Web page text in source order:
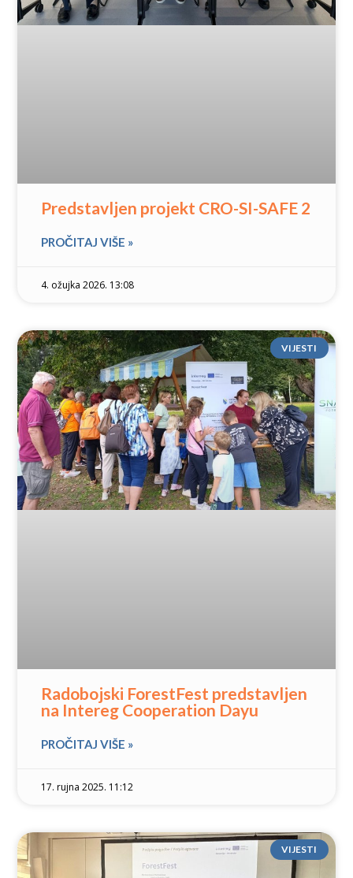
Predstavljen projekt CRO-SI-SAFE 2
PROČITAJ VIŠE »
4. ožujka 2026. 13:08
VIJESTI
Radobojski ForestFest predstavljen
na Intereg Cooperation Dayu
PROČITAJ VIŠE »
17. rujna 2025. 11:12
VIJESTI